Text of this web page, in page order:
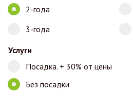
2-года
3-года
Услуги
Посадка. + 30% от цены
Без посадки